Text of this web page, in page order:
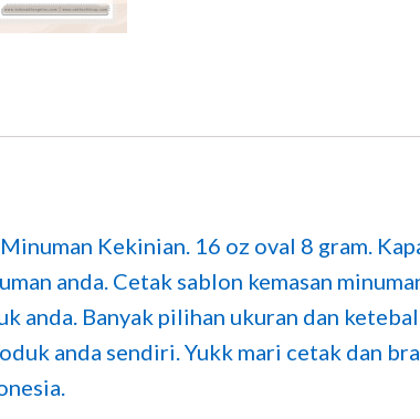
Kekinian. 16 oz oval 8 gram.
anda. Cetak sablon kemasan
anda. Banyak pilihan ukuran dan
anda sendiri. Yukk mari cetak dan